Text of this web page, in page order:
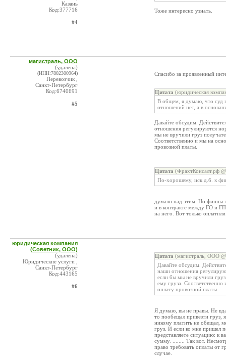
Казань
Код:377716
#4
Тоже интересно узнать.
магистраль, ООО
(удалена)
(ИНН:7802300964)
Перевозчик ,
Санкт-Петербург
Код:6740691
#5
Спасибо за проявленный
Цитата (юридическая
В общем, я думаю, что суд
отношений нет, а в
Давайте обсудим.
отношения регулируются
мы не вручили груз
Соответственно и мы на
провозной платы.
Цитата (ФрахтКонсалт.рф
По-хорошему, иск д.б. к
думали над этим. Но финны
и в контракте между ГО и ГП.
на него. Вот только
юридическая компания
(Советник, ООО)
(удалена)
Юридические услуги ,
Санкт-Петербург
Код:443165
#6
Цитата (магистраль, ООО
Давайте обсудим.
наши отношения
если бы мы не вручили
ему груза.
оплату провозной платы.
Я думаю, вы не правы. Не
то пообещал привезти груз,
никому платить не обещал,
груз. И если ко мне пришел
представляете ситуацию: к
сумму. ........ Так вот.
право требовать оплаты от
случае.